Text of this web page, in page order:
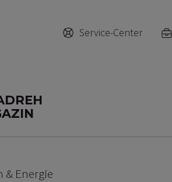
Service-Center
& Energie